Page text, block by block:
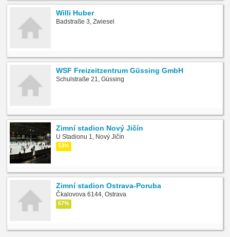
Willi Huber
Badstraße 3, Zwiesel
WSF Freizeitzentrum Güssing GmbH
Schulstraße 21, Güssing
Zimní stadion Nový Jičín
U Stadionu 1, Nový Jičín
53%
Zimní stadion Ostrava-Poruba
Čkalovova 6144, Ostrava
67%